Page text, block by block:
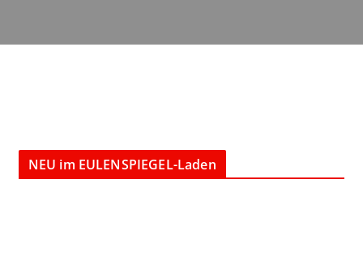
NEU im EULENSPIEGEL-Laden